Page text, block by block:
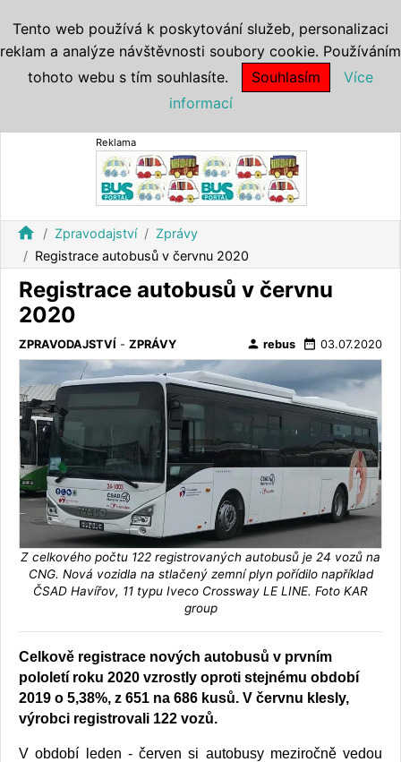
Reklama
home Zpravodajství
Zprávy
Registrace autobusů v červnu 2020
Registrace autobusů v červnu
2020
ZPRAVODAJSTVÍ - ZPRÁVY person rebus date_range 03.07.2020
Z celkového počtu 122 registrovaných autobusů je 24 vozů na
CNG. Nová vozidla na stlačený zemní plyn pořídilo například
ČSAD Havířov, 11 typu Iveco Crossway LE LINE. Foto KAR
group
Celkově registrace nových autobusů v prvním
pololetí roku 2020 vzrostly oproti stejnému období
2019 o 5,38%, z 651 na 686 kusů. V červnu klesly,
výrobci registrovali 122 vozů.
V období leden - červen si autobusy meziročně vedou
Tento web používá k poskytování služeb, personalizaci
reklam a analýze návštěvnosti soubory cookie. Používáním
tohoto webu s tím souhlasíte.
Souhlasím
Více
informací